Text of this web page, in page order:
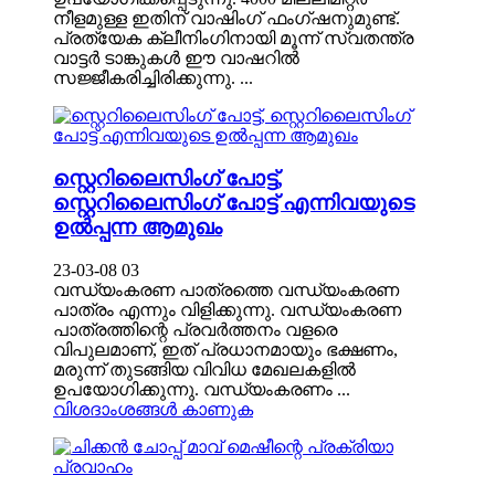
നീളമുള്ള ഇതിന് വാഷിംഗ് ഫംഗ്ഷനുമുണ്ട്.
പ്രത്യേക ക്ലീനിംഗിനായി മൂന്ന് സ്വതന്ത്ര
വാട്ടർ ടാങ്കുകൾ ഈ വാഷറിൽ
സജ്ജീകരിച്ചിരിക്കുന്നു. ...
സ്റ്റെറിലൈസിംഗ് പോട്ട്,
സ്റ്റെറിലൈസിംഗ് പോട്ട് എന്നിവയുടെ
ഉൽപ്പന്ന ആമുഖം
23-03-08 03
വന്ധ്യംകരണ പാത്രത്തെ വന്ധ്യംകരണ
പാത്രം എന്നും വിളിക്കുന്നു. വന്ധ്യംകരണ
പാത്രത്തിന്റെ പ്രവർത്തനം വളരെ
വിപുലമാണ്, ഇത് പ്രധാനമായും ഭക്ഷണം,
മരുന്ന് തുടങ്ങിയ വിവിധ മേഖലകളിൽ
ഉപയോഗിക്കുന്നു. വന്ധ്യംകരണം ...
വിശദാംശങ്ങൾ കാണുക